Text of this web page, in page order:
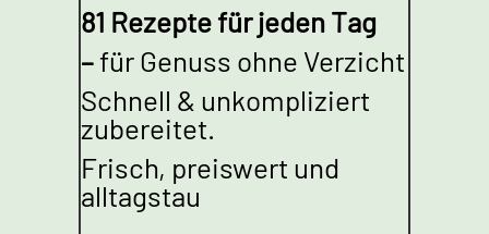
81 Rezepte für jeden Tag
–für Genuss ohne Verzicht
Schnell & unkompliziert
zubereitet.
Frisch, preiswert und
alltagstau